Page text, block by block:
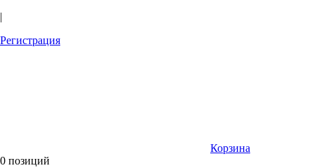
|
Регистрация
Корзина
0 позиций